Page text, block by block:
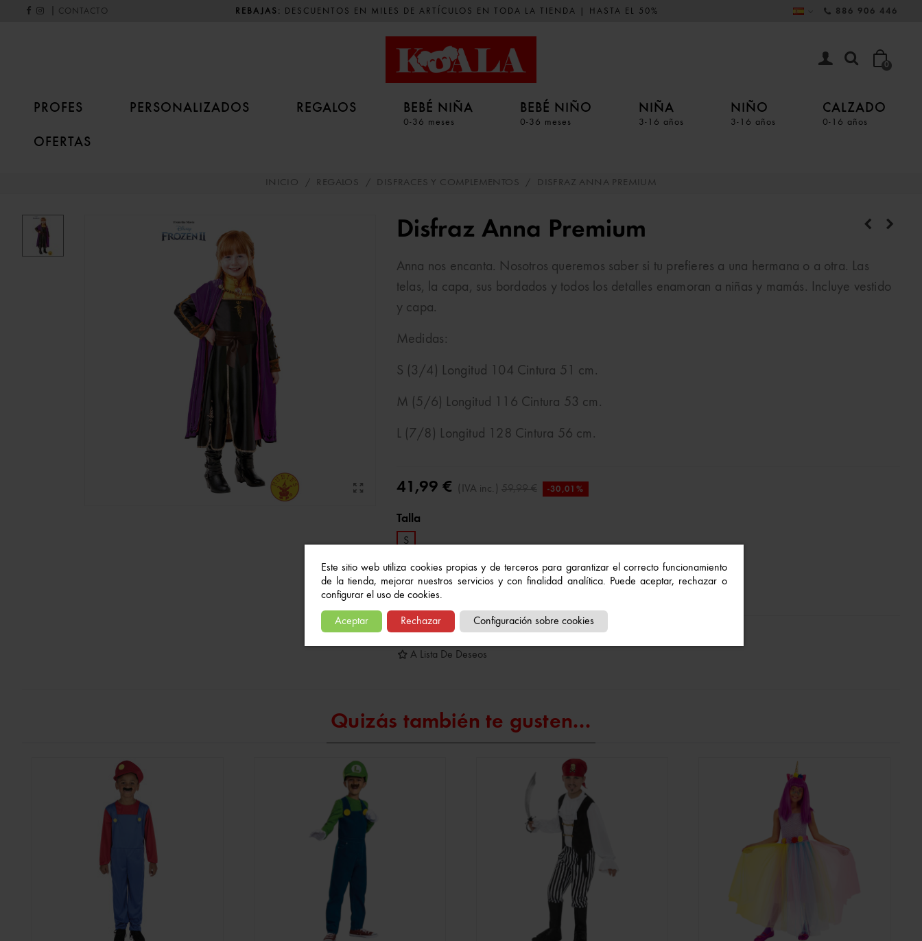
Este sitio web utiliza cookies propias y de terceros para garantizar el correcto funcionamiento
de la tienda, mejorar nuestros servicios y con finalidad analítica. Puede aceptar, rechazar o
configurar el uso de cookies.
Aceptar Rechazar Configuración sobre cookies
CONTACTO REBAJAS: DESCUENTOS EN MILES DE ARTÍCULOS EN TODA LA TIENDA | HASTA EL 50% 886 906 446
0
PROFES PERSONALIZADOS REGALOS BEBÉ NIÑA
0-36 meses
BEBÉ NIÑO
0-36 meses
NIÑA
3-16 años
NIÑO
3-16 años
CALZADO
0-16 años
OFERTAS
INICIO / REGALOS / DISFRACES Y COMPLEMENTOS / DISFRAZ ANNA PREMIUM
Disfraz Anna Premium
Anna nos encanta. Nosotros queremos saber si tu prefieres a una hermana o a otra. Las
telas, la capa, sus bordados y todos los detalles enamoran a niñas y mamás. Incluye vestido
y capa.
Medidas:
S (3/4) Longitud 104 Cintura 51 cm.
M (5/6) Longitud 116 Cintura 53 cm.
L (7/8) Longitud 128 Cintura 56 cm.
41,99 € (IVA inc.) 59,99 € -30,01%
Talla
S
- + Añadir al carrito
Referencia: 84730957102089
A Lista De Deseos
Quizás también te gusten...